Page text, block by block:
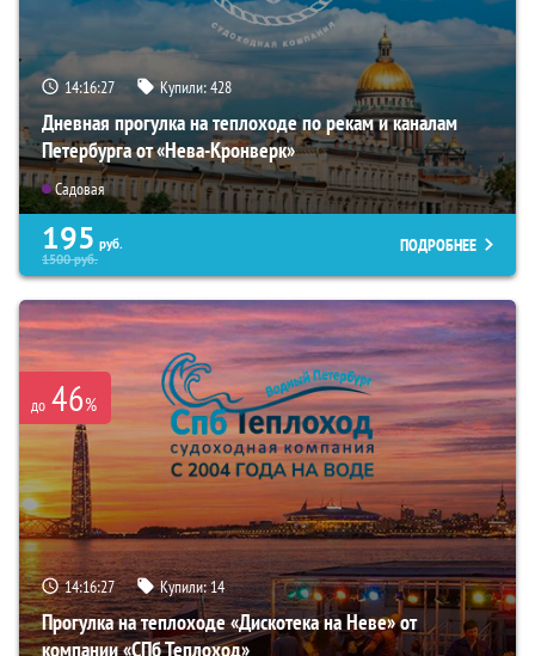
14:16:26 Купили:428
Дневная прогулка на теплоходе по рекам и каналам
Петербурга от «Нева-Кронверк»
Садовая
195 руб.
1500руб.
ПОДРОБНЕЕ
до 46%
14:16:26 Купили:14
Прогулка на теплоходе «Дискотека на Неве» от
компании «СПб Теплоход»